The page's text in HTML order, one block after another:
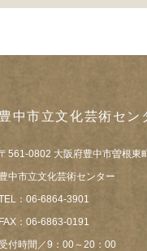
豊中市立文化芸術セン
〒561-0802 大阪府豊中市曽根東
豊中市立文化芸術センター
：06-6864-3901
FAX：06-6863-0191
付時間／9：00～20：00